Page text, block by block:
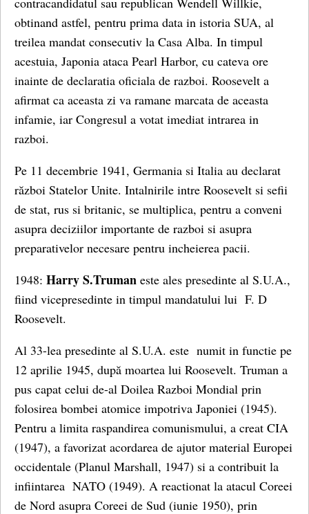
obtinand astfel, pentru prima data in istoria SUA, al
treilea mandat consecutiv la Casa Alba. In timpul
acestuia, Japonia ataca Pearl Harbor, cu cateva ore
inainte de declaratia oficiala de razboi. Roosevelt a
afirmat ca aceasta zi va ramane marcata de aceasta
infamie, iar Congresul a votat imediat intrarea in
razboi.
Pe 11 decembrie 1941, Germania si Italia au declarat
război Statelor Unite. Intalnirile intre Roosevelt si sefii
de stat, rus si britanic, se multiplica, pentru a conveni
asupra deciziilor importante de razboi si asupra
preparativelor necesare pentru incheierea pacii.
1948: Harry S.Truman este ales presedinte al S.U.A.,
fiind vicepresedinte in timpul mandatului lui F. D
Roosevelt.
Al 33-lea presedinte al S.U.A. este numit in functie pe
12 aprilie 1945, după moartea lui Roosevelt. Truman a
pus capat celui de-al Doilea Razboi Mondial prin
folosirea bombei atomice impotriva Japoniei (1945).
Pentru a limita raspandirea comunismului, a creat CIA
(1947), a favorizat acordarea de ajutor material Europei
occidentale (Planul Marshall, 1947) si a contribuit la
infiintarea NATO (1949). A reactionat la atacul Coreei
de Nord asupra Coreei de Sud (iunie 1950), prin